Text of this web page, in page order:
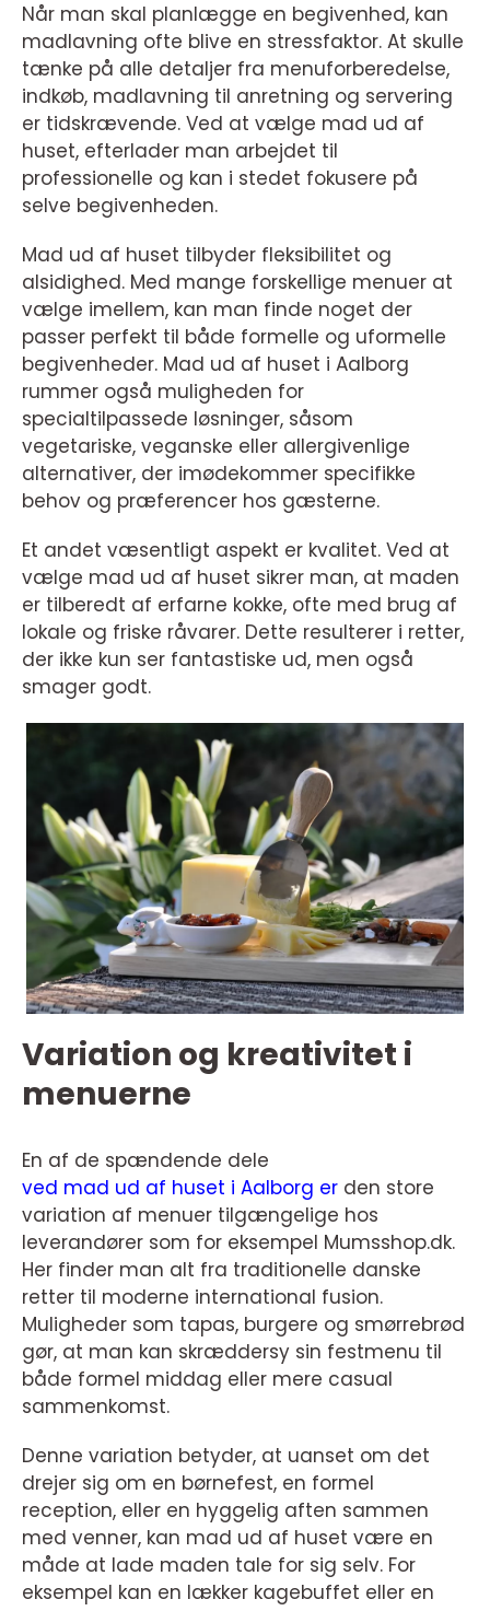
Når man skal planlægge en begivenhed, kan
madlavning ofte blive en stressfaktor. At skulle
tænke på alle detaljer fra menuforberedelse,
indkøb, madlavning til anretning og servering
er tidskrævende. Ved at vælge mad ud af
huset, efterlader man arbejdet til
professionelle og kan i stedet fokusere på
selve begivenheden.
Mad ud af huset tilbyder fleksibilitet og
alsidighed. Med mange forskellige menuer at
vælge imellem, kan man finde noget der
passer perfekt til både formelle og uformelle
begivenheder. Mad ud af huset i Aalborg
rummer også muligheden for
specialtilpassede løsninger, såsom
vegetariske, veganske eller allergivenlige
alternativer, der imødekommer specifikke
behov og præferencer hos gæsterne.
Et andet væsentligt aspekt er kvalitet. Ved at
vælge mad ud af huset sikrer man, at maden
er tilberedt af erfarne kokke, ofte med brug af
lokale og friske råvarer. Dette resulterer i retter,
der ikke kun ser fantastiske ud, men også
smager godt.
Variation og kreativitet i
menuerne
En af de spændende dele
ved mad ud af huset i Aalborg er den store
variation af menuer tilgængelige hos
leverandører som for eksempel Mumsshop.dk.
Her finder man alt fra traditionelle danske
retter til moderne international fusion.
Muligheder som tapas, burgere og smørrebrød
gør, at man kan skræddersy sin festmenu til
både formel middag eller mere casual
sammenkomst.
Denne variation betyder, at uanset om det
drejer sig om en børnefest, en formel
reception, eller en hyggelig aften sammen
med venner, kan mad ud af huset være en
måde at lade maden tale for sig selv. For
eksempel kan en lækker kagebuffet eller en